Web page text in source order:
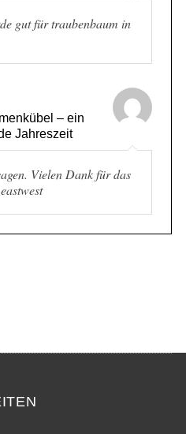
gut für traubenbaum in
– ein
Jahreszeit
Vielen Dank für das